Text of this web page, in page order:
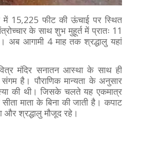
में 15,225 फीट की ऊंचाई पर स्थित
के साथ शुभ मुहूर्त में प्रातः 11
अब आगामी 4 माह तक श्रद्धालु यहां
मंदिर सनातन आस्था के साथ ही
है। पौराणिक मान्यता के अनुसार
की थी। जिसके चलते यह एकमात्र
माता के बिना की जाती है। कपाट
और श्रद्धालु मौजूद रहे।